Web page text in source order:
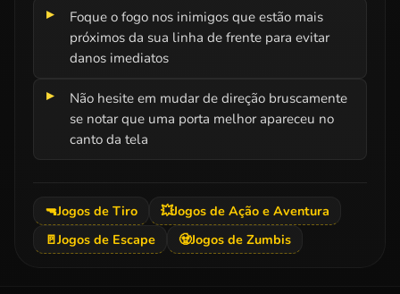
Foque o fogo nos inimigos que estão mais
próximos da sua linha de frente para evitar
danos imediatos
Não hesite em mudar de direção bruscamente
se notar que uma porta melhor apareceu no
canto da tela
🔫Jogos de Tiro 💥Jogos de Ação e Aventura
🚪Jogos de Escape 🧟Jogos de Zumbis